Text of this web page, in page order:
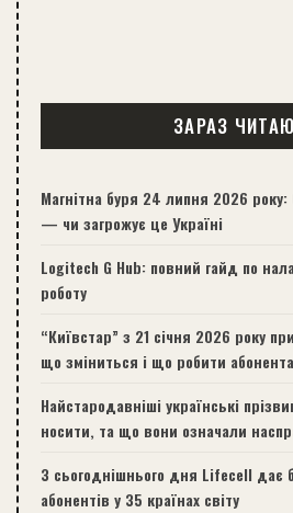
ЗАРАЗ
Магнітна буря 24 липня 2026 року:
— чи загрожує це Україні
Logitech G Hub: повний гайд по
роботу
“Київстар” з 21 січня 2026 року
що зміниться і що робити
Найстародавніші українські
носити, та що вони означали
З сьогоднішнього дня Lifecell дає
абонентів у 35 країнах світу